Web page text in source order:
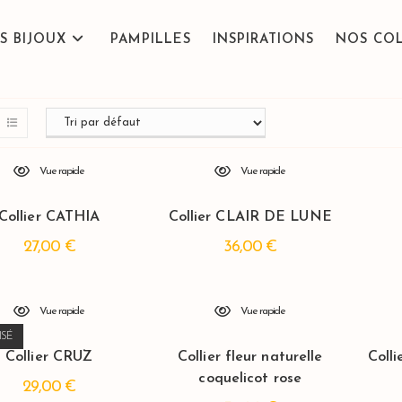
BIJOUX PAMPILLES INSPIRATIONS NOS
Vue rapide
CATHIA
27,00 €
Vue rapide
Collier CLAIR DE LUNE
36,00 €
Vue rapide
Collier CRUZ
29,00 €
Vue rapide
Collier fleur naturelle
coquelicot rose